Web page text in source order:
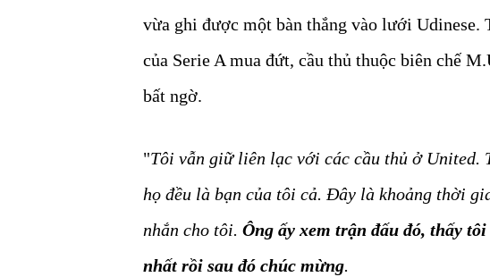
vừa ghi được một bàn thắng vào lưới Udinese.
của Serie A mua đứt, cầu thủ thuộc biên chế
bất ngờ.
"Tôi vẫn giữ liên lạc với các cầu thủ ở United.
họ đều là bạn của tôi cả. Đây là khoảng thời
nhắn cho tôi. Ông ấy xem trận đấu đó, thấy
nhất rồi sau đó chúc mừng.